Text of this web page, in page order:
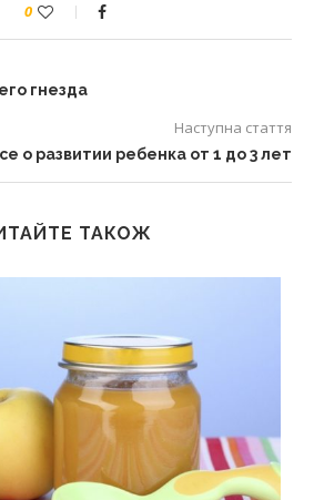
0
гнезда
Наступна стаття
о развитии ребенка от 1 до 3 лет
ТАКОЖ